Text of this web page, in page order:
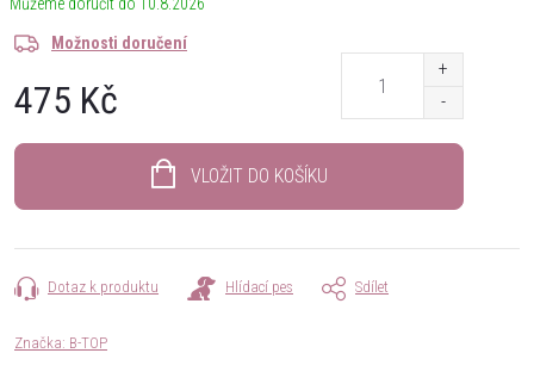
Možnosti doručení
475 Kč
VLOŽIT DO KOŠÍKU
Dotaz k produktu Hlídací pes Sdílet
Značka: B-TOP